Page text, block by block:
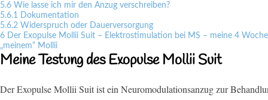
5.6 Wie lasse ich mir den Anzug verschreiben?
5.6.1 Dokumentation
5.6.2 Widerspruch oder Dauerversorgung
6 Der Exopulse Mollii Suit – Elektrostimulation bei MS – meine 4
„meinem“ Mollii
Meine Testung des Exopulse Mollii Suit
Der Exopulse Mollii Suit ist ein Neuromodulationsanzug zur